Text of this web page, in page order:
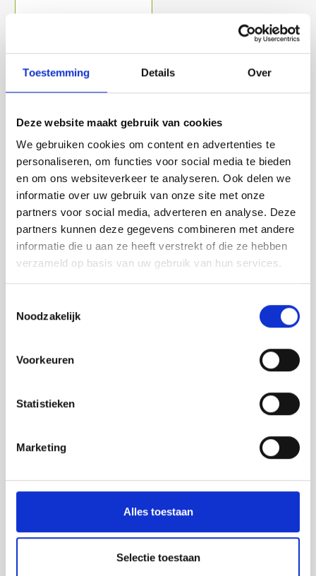
Toestemming Details Over
Deze website maakt gebruik van cookies
We gebruiken cookies om content en advertenties te
personaliseren, om functies voor social media te bieden
en om ons websiteverkeer te analyseren. Ook delen we
informatie over uw gebruik van onze site met onze
partners voor social media, adverteren en analyse. Deze
partners kunnen deze gegevens combineren met andere
informatie die u aan ze heeft verstrekt of die ze hebben
verzameld op basis van uw gebruik van hun services.
Noodzakelijk
Voorkeuren
Statistieken
Marketing
Alles toestaan
Selectie toestaan
Zoeken 3
Assortiment
Beschermrail B
Wielgeleiding
Verkeersdrempels
Safety road barriers
€ 35,00
Lees meer